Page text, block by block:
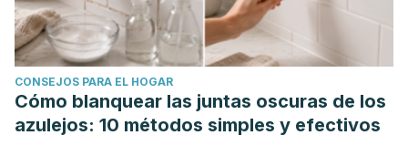
CONSEJOS PARA EL HOGAR
Cómo blanquear las juntas oscuras de los
azulejos: 10 métodos simples y efectivos